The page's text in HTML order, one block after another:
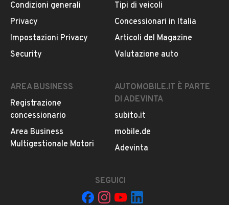
DESCRIZIONE
ABBIAMO PIU DI 250 MODELLI DI AUTO DISPONIBILI SUL
NOSTRO STORE AQUATTROCARS.COM
PER QUALSIASI INFORMAZIONE NON ESITATE A
CONTTATARCI.
QUALSIASI INFORMAZIONE NON ESITATE A
CONTATTARCI.DISPONIBILE PER QUALSIASI PROVA
LEGGI TUTTO
INFORMAZIONI VEICOLO
Condizioni generali
Privacy
Impostazioni Privacy
Security
Tipi di veicoli
Concessionari in Italia
Articoli del Magazine
Valutazione auto
AREA BUSINESS
Registrazione
concessionario
Area Business
Multigestionale Motori
AUTOMOBILE.IT È PARTE
DI ADEVINTA
subito.it
mobile.de
Adevinta
SEGUICI